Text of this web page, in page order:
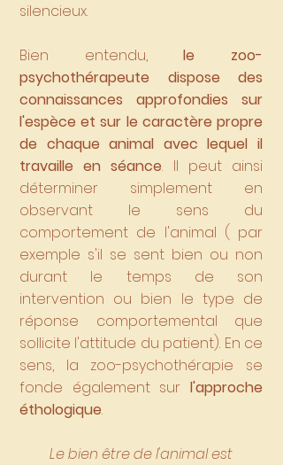
silencieux.
Bien entendu,le zoo-
psychothérapeute dispose des
connaissances approfondies sur
l'espèce et sur le caractère propre
de chaque animal avec lequel il
travaille en séance. Il peut ainsi
déterminer simplement en
observant le sens du
comportement de l'animal ( par
exemple s'il se sent bien ou non
durant le temps de son
intervention ou bien le type de
réponse comportemental que
sollicite l'attitude du patient). En ce
sens, la zoo-psychothérapie se
fonde également sur l'approche
éthologique.
Le bien être de l'animal est